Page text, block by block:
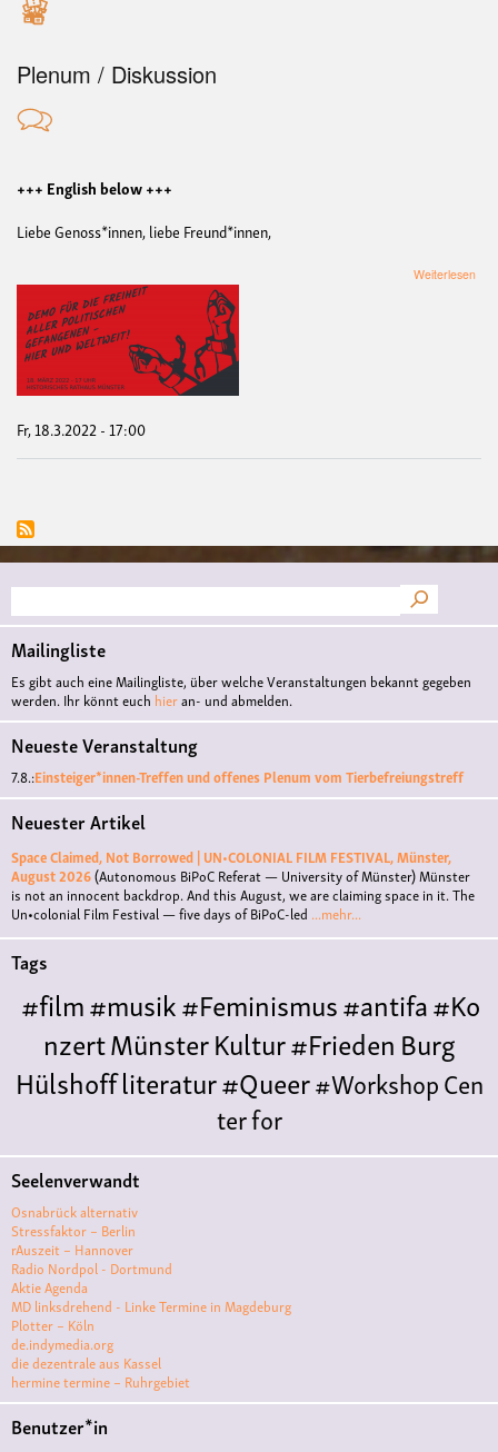
Plenum / Diskussion
+++ English below +++
Liebe Genoss*innen, liebe Freund*innen,
Weiterlesen
Fr, 18.3.2022 - 17:00
Suche
Mailingliste
Es gibt auch eine Mailingliste, über welche Veranstaltungen bekannt gegeben
werden. Ihr könnt euch hieran- und abmelden.
Neueste Veranstaltung
7.8.:Einsteiger*innen-Treffen und offenes Plenum vom Tierbefreiungstreff
Neuester Artikel
Space Claimed, Not Borrowed | UN•COLONIAL FILM FESTIVAL, Münster,
August 2026(Autonomous BiPoC Referat — University of Münster)Münster
is not an innocent backdrop. And this August, we are claiming space in it. The
Un•colonial Film Festival — five days of BiPoC-led ...mehr...
Tags
#film#musik#Feminismus#antifa#Ko
nzertMünsterKultur#FriedenBurg
Hülshoffliteratur#Queer#WorkshopCen
ter for
LiteraturePolyamoriePolytreff#liveKonzert
Polyamorietreff
Monogamie
ismuskunstantisemitismus
urDFG-
VKqueer
ve#film #kino #filmwerkstatt
#filmclub#Münster#BLACKBOXpunk#kino
#menschenrechte
Seelenverwandt
Osnabrück alternativ
Stressfaktor – Berlin
rAuszeit – Hannover
Radio Nordpol - Dortmund
Aktie Agenda
MD linksdrehend - Linke Termine in Magdeburg
Plotter – Köln
de.indymedia.org
die dezentrale aus Kassel
hermine termine – Ruhrgebiet
Benutzer*in